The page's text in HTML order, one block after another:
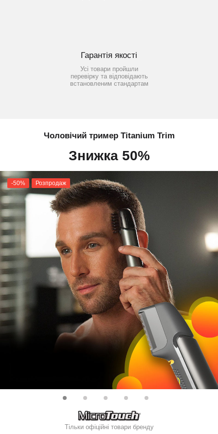
Гарантія якості
Усі товари пройшли
перевірку та відповідають
встановленим стандартам
Чоловічий тример Titanium Trim
Знижка 50%
-50% Розпродаж
Тільки офіційні товари бренду